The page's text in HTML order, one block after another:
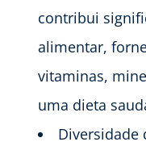
contribui
alimentar,
vitaminas,
uma dieta
Diversidade